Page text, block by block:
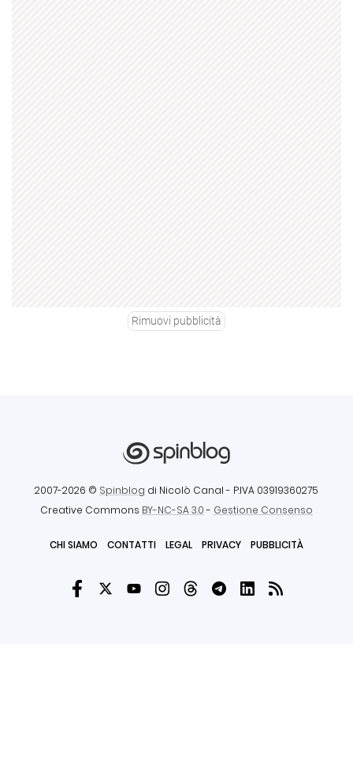
Rimuovi pubblicità
2007-2026 © Spinblog di Nicolò Canal - P.IVA 03919360275
Creative Commons BY-NC-SA 3.0- Gestione Consenso
CHI SIAMO CONTATTI LEGAL PRIVACY PUBBLICITÀ